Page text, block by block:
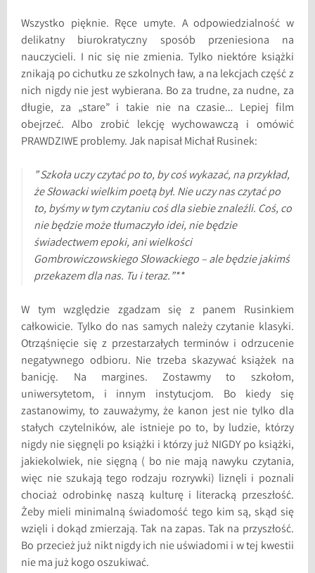
Wszystko pięknie. Ręce umyte. A odpowiedzialność w
delikatny biurokratyczny sposób przeniesiona na
nauczycieli. I nic się nie zmienia. Tylko niektóre książki
znikają po cichutku ze szkolnych ław, a na lekcjach część z
nich nigdy nie jest wybierana. Bo za trudne, za nudne, za
długie, za „stare” i takie nie na czasie… Lepiej film
obejrzeć. Albo zrobić lekcję wychowawczą i omówić
PRAWDZIWE problemy. Jak napisał Michał Rusinek:
” Szkoła uczy czytać po to, by coś wykazać, na przykład,
że Słowacki wielkim poetą był. Nie uczy nas czytać po
to, byśmy w tym czytaniu coś dla siebie znaleźli. Coś, co
nie będzie może tłumaczyło idei, nie będzie
świadectwem epoki, ani wielkości
Gombrowiczowskiego Słowackiego – ale będzie jakimś
przekazem dla nas. Tu i teraz.”**
W tym względzie zgadzam się z panem Rusinkiem
całkowicie. Tylko do nas samych należy czytanie klasyki.
Otrząśnięcie się z przestarzałych terminów i odrzucenie
negatywnego odbioru. Nie trzeba skazywać książek na
banicję. Na margines. Zostawmy to szkołom,
uniwersytetom, i innym instytucjom. Bo kiedy się
zastanowimy, to zauważymy, że kanon jest nie tylko dla
stałych czytelników, ale istnieje po to, by ludzie, którzy
nigdy nie sięgnęli po książki i którzy już NIGDY po książki,
jakiekolwiek, nie sięgną ( bo nie mają nawyku czytania,
więc nie szukają tego rodzaju rozrywki) liznęli i poznali
chociaż odrobinkę naszą kulturę i literacką przeszłość.
Żeby mieli minimalną świadomość tego kim są, skąd się
wzięli i dokąd zmierzają. Tak na zapas. Tak na przyszłość.
Bo przecież już nikt nigdy ich nie uświadomi i w tej kwestii
nie ma już kogo oszukiwać.